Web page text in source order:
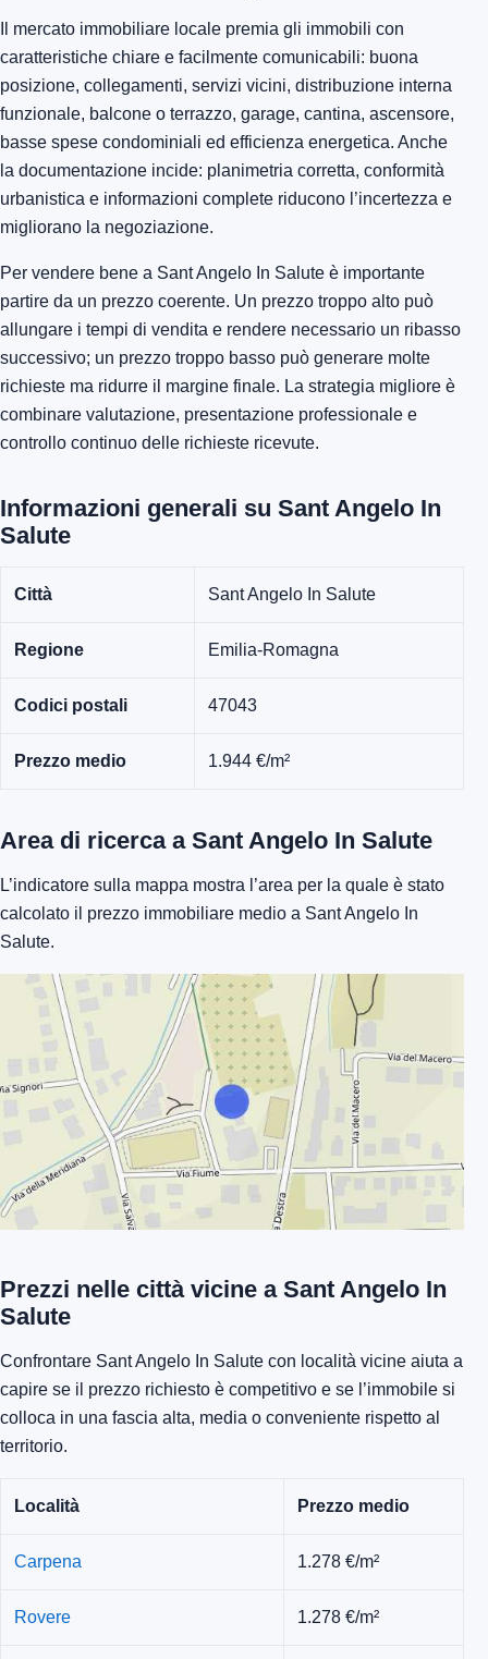
Il mercato immobiliare locale premia gli immobili con
caratteristiche chiare e facilmente comunicabili: buona
posizione, collegamenti, servizi vicini, distribuzione interna
funzionale, balcone o terrazzo, garage, cantina, ascensore,
basse spese condominiali ed efficienza energetica. Anche
la documentazione incide: planimetria corretta, conformità
urbanistica e informazioni complete riducono l’incertezza e
migliorano la negoziazione.
Per vendere bene a Sant Angelo In Salute è importante
partire da un prezzo coerente. Un prezzo troppo alto può
allungare i tempi di vendita e rendere necessario un ribasso
successivo; un prezzo troppo basso può generare molte
richieste ma ridurre il margine finale. La strategia migliore è
combinare valutazione, presentazione professionale e
controllo continuo delle richieste ricevute.
Informazioni generali su Sant Angelo In
Salute
Città Sant Angelo In Salute
Regione Emilia-Romagna
Codici postali 47043
Prezzo medio 1.944 €/m²
Area di ricerca a Sant Angelo In Salute
L’indicatore sulla mappa mostra l’area per la quale è stato
calcolato il prezzo immobiliare medio a Sant Angelo In
Salute.
Prezzi nelle città vicine a Sant Angelo In
Salute
Confrontare Sant Angelo In Salute con località vicine aiuta a
capire se il prezzo richiesto è competitivo e se l’immobile si
colloca in una fascia alta, media o conveniente rispetto al
territorio.
Località Prezzo medio
Carpena 1.278 €/m²
Rovere 1.278 €/m²